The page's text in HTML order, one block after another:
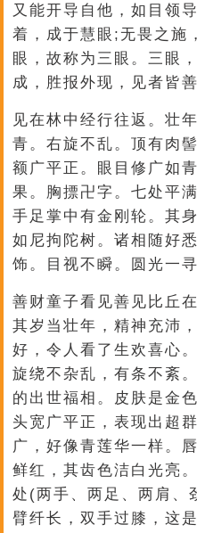
又能开导自他，如目领
着，成于慧眼;无畏之施
眼，故称为三眼。三眼
成，胜报外现，见者皆
见在林中经行往返。壮
青。右旋不乱。顶有肉
额广平正。眼目修广如
果。胸摽卍字。七处平
手足掌中有金刚轮。其
如尼拘陀树。诸相随好
饰。目视不瞬。圆光一寻
善财童子看见善见比丘
其岁当壮年，精神充沛
好，令人看了生欢喜心
旋绕不杂乱，有条不紊
的出世福相。皮肤是金
头宽广平正，表现出超
广，好像青莲华一样。
鲜红，其齿色洁白光亮
处(两手、两足、两肩、
臂纤长，双手过膝，这